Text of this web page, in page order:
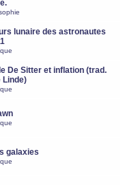
lunaire des astronautes
De Sitter et inflation (trad.
Linde)
galaxies